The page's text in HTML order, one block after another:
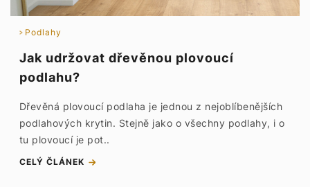
Podlahy
Jak udržovat dřevěnou plovoucí
podlahu?
Dřevěná plovoucí podlaha je jednou z nejoblíbenějších
podlahových krytin. Stejně jako o všechny podlahy, i o
tu plovoucí je pot..
CELÝ ČLÁNEK